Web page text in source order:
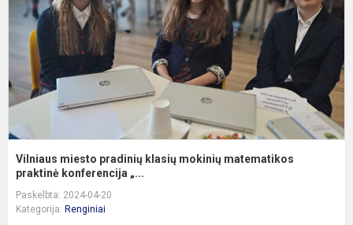
Vilniaus miesto pradinių klasių mokinių matematikos
praktinė konferencija „...
Paskelbta: 2024-04-20
Kategorija: Renginiai